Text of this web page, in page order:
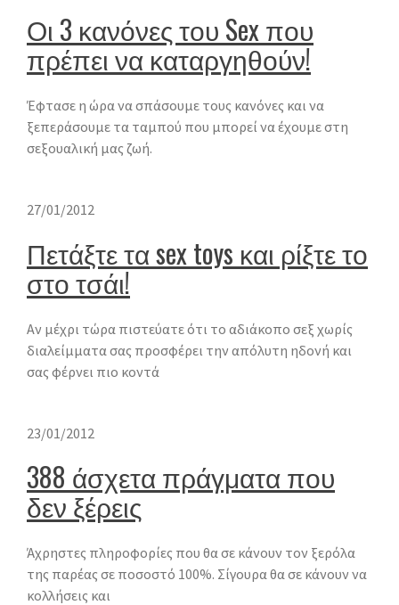
Οι 3 κανόνες του Sex που
πρέπει να καταργηθούν!
Έφτασε η ώρα να σπάσουμε τους κανόνες και να
ξεπεράσουμε τα ταμπού που μπορεί να έχουμε στη
σεξουαλική μας ζωή.
27/01/2012
Πετάξτε τα sex toys και ρίξτε το
στο τσάι!
Αν μέχρι τώρα πιστεύατε ότι το αδιάκοπο σεξ χωρίς
διαλείμματα σας προσφέρει την απόλυτη ηδονή και
σας φέρνει πιο κοντά
23/01/2012
388 άσχετα πράγματα που
δεν ξέρεις
Άχρηστες πληροφορίες που θα σε κάνουν τον ξερόλα
της παρέας σε ποσοστό 100%. Σίγουρα θα σε κάνουν να
κολλήσεις και